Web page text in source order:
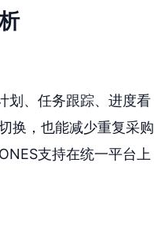
划、任务跟踪、进度看
换，也能减少重复采购
支持在统一平台上